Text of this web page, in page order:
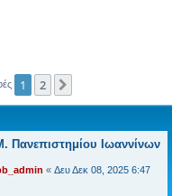
1 2
Πανεπιστημίου Ιωαννίνων
« Δευ Δεκ 08, 2025 6:47